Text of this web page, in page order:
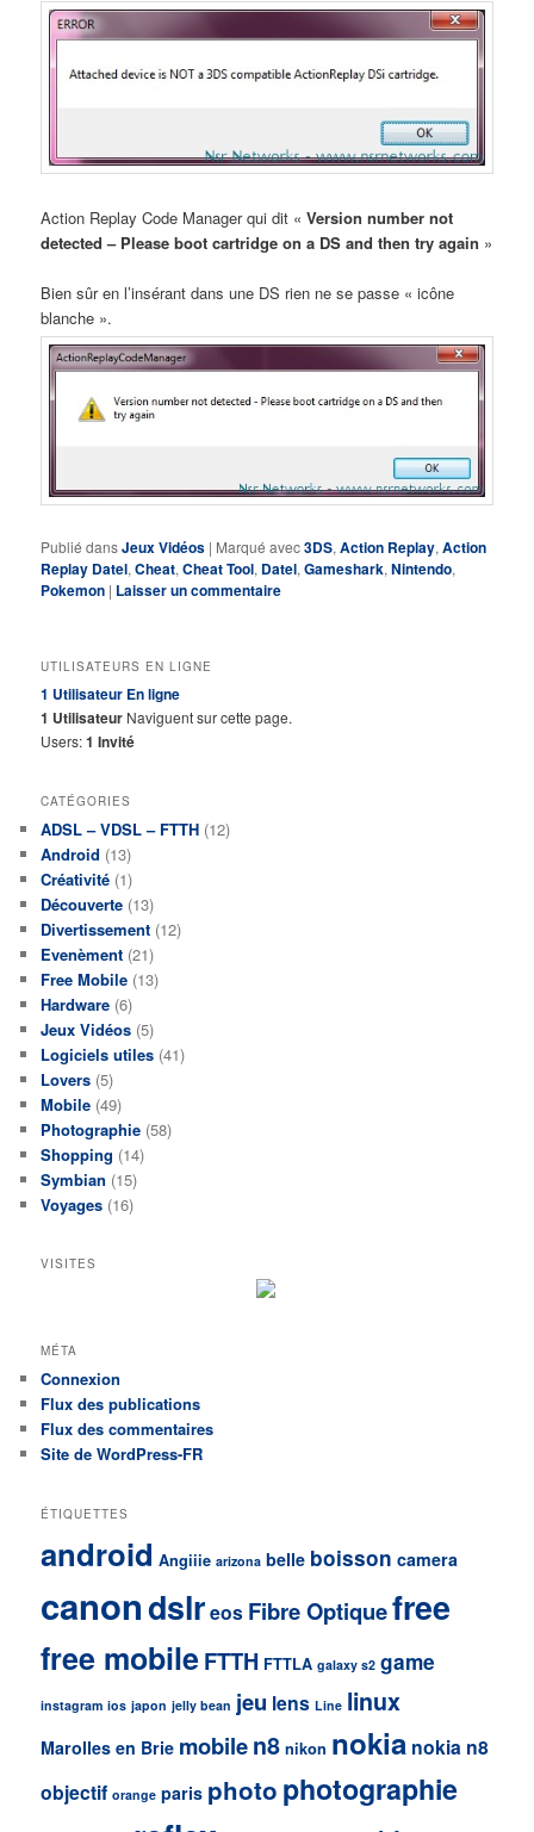
Action Replay Code Manager qui dit «Version number not
detected – Please boot cartridge on a DS and then try again »
Bien sûr en l’insérant dans une DS rien ne se passe « icône
blanche ».
Publié dansJeux Vidéos | Marqué avec3DS,Action Replay,Action
Replay Datel,Cheat,Cheat Tool, Datel,Gameshark,Nintendo,
Pokemon | Laisser un commentaire
UTILISATEURS EN LIGNE
1 Utilisateur En ligne
1 Utilisateur Naviguent sur cette page.
Users:1 Invité
CATÉGORIES
ADSL – VDSL – FTTH (12)
Android (13)
Créativité (1)
Découverte (13)
Divertissement (12)
Evenèment (21)
Free Mobile (13)
Hardware (6)
Jeux Vidéos (5)
Logiciels utiles (41)
Lovers (5)
Mobile (49)
Photographie (58)
Shopping (14)
Symbian (15)
Voyages (16)
VISITES
MÉTA
Connexion
Flux des publications
Flux des commentaires
Site de WordPress-FR
ÉTIQUETTES
android Angiiie arizona belle boisson camera
canondslreos Fibre Optiquefree
free mobileFTTH FTTLA galaxy s2 game
instagram ios japon jelly bean jeu lens Line linux
Marolles en Brie mobilen8 nikon nokia nokia n8
objectif orange paris photo photographie